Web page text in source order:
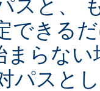
スと、
できる
まらな
パスと